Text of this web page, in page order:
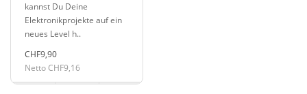
kannst Du Deine
Elektronikprojekte auf ein
neues Level h..
CHF9,90
Netto CHF9,16